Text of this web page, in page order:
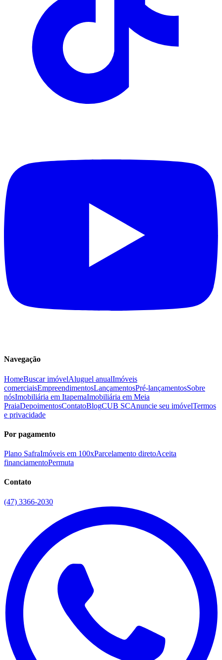
Navegação
HomeBuscar imóvelAluguel anualImóveis
comerciaisEmpreendimentosLançamentosPré-lançamentosSobre
nósImobiliária em ItapemaImobiliária em Meia
PraiaDepoimentosContatoBlogCUB SCAnuncie seu imóvelTermos
e privacidade
Por pagamento
Plano SafraImóveis em 100xParcelamento diretoAceita
financiamentoPermuta
Contato
(47) 3366-2030